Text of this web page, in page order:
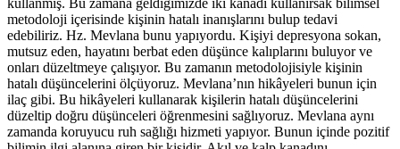
kullanmış. Bu zamana geldiğimizde iki kanadı kullanırsak bilimsel
metodoloji içerisinde kişinin hatalı inanışlarını bulup tedavi
edebiliriz. Hz. Mevlana bunu yapıyordu. Kişiyi depresyona sokan,
mutsuz eden, hayatını berbat eden düşünce kalıplarını buluyor ve
onları düzeltmeye çalışıyor. Bu zamanın metodolojisiyle kişinin
hatalı düşüncelerini ölçüyoruz. Mevlana’nın hikâyeleri bunun için
ilaç gibi. Bu hikâyeleri kullanarak kişilerin hatalı düşüncelerini
düzeltip doğru düşünceleri öğrenmesini sağlıyoruz. Mevlana aynı
zamanda koruyucu ruh sağlığı hizmeti yapıyor. Bunun içinde pozitif